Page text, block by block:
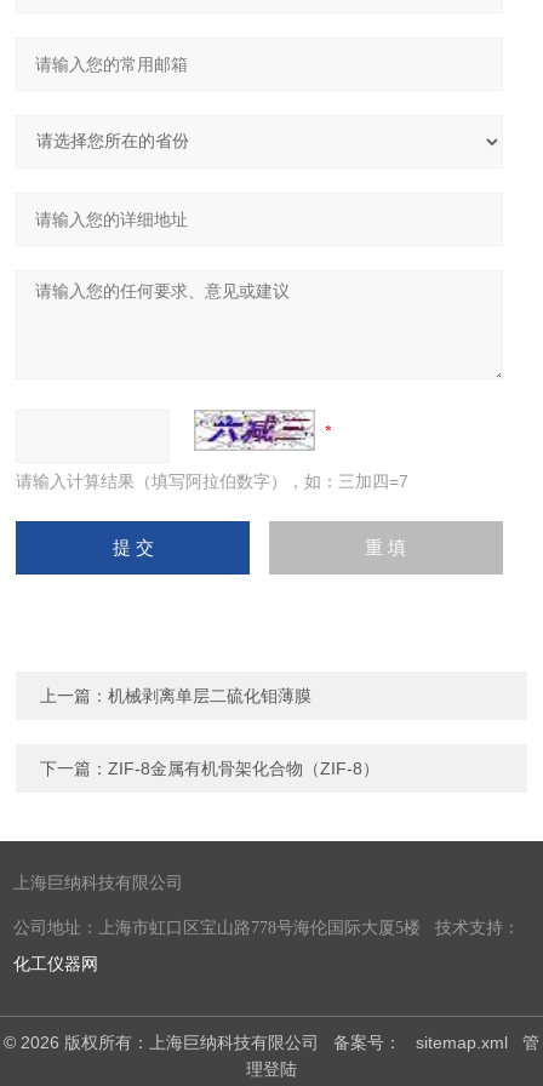
请输入计算结果（填写阿拉伯数字），如：三加四=7
上一篇：机械剥离单层二硫化钼薄膜
下一篇：ZIF-8金属有机骨架化合物（ZIF-8）
上海巨纳科技有限公司
公司地址：上海市虹口区宝山路778号海伦国际大厦5楼 技术支持：
化工仪器网
© 2026 版权所有：上海巨纳科技有限公司 备案号： sitemap.xml
管
理登陆